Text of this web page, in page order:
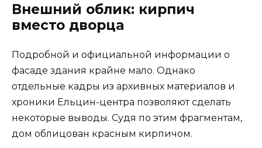
Внешний облик: кирпич
вместо дворца
Подробной и официальной информации о
фасаде здания крайне мало. Однако
отдельные кадры из архивных материалов и
хроники Ельцин-центра позволяют сделать
некоторые выводы. Судя по этим фрагментам,
дом облицован красным кирпичом.